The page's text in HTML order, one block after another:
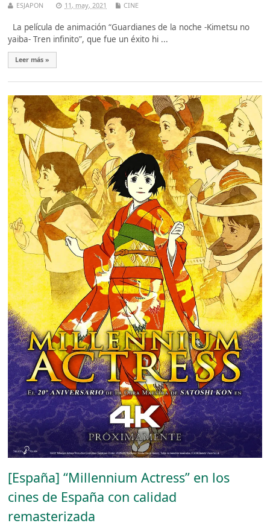
ESJAPON 11, may, 2021 CINE
La película de animación “Guardianes de la noche -Kimetsu no
yaiba- Tren infinito”, que fue un éxito hi ...
Leer más »
[España] “Millennium Actress” en los
cines de España con calidad
remasterizada